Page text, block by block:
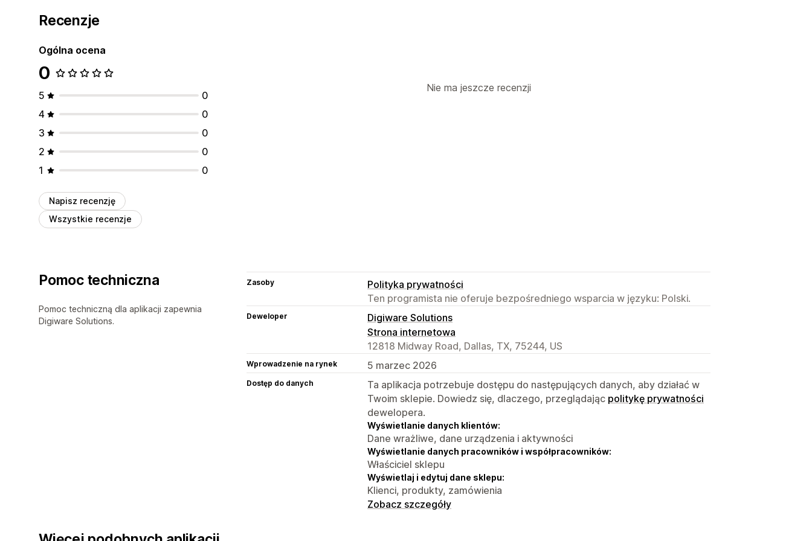
Recenzje
Ogólna ocena
0
5
0
4
0
3
0
2
0
1
0
Napisz recenzję
Wszystkie recenzje
Nie ma jeszcze recenzji
Pomoc techniczna
Pomoc techniczną dla aplikacji zapewnia
Digiware Solutions.
Zasoby
Polityka prywatności
Ten programista nie oferuje bezpośredniego wsparcia w języku: Polski.
Deweloper
Digiware Solutions
Strona internetowa
12818 Midway Road, Dallas, TX, 75244, US
Wprowadzenie na rynek 5 marzec 2026
Dostęp do danych
Ta aplikacja potrzebuje dostępu do następujących danych, aby działać w
Twoim sklepie. Dowiedz się, dlaczego, przeglądając politykę prywatności
dewelopera.
Wyświetlanie danych klientów:
Dane wrażliwe, dane urządzenia i aktywności
Wyświetlanie danych pracowników i współpracowników:
Właściciel sklepu
Wyświetlaj i edytuj dane sklepu:
Klienci, produkty, zamówienia
Zobacz szczegóły